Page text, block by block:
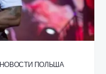
НОВОСТИ ПОЛЬША